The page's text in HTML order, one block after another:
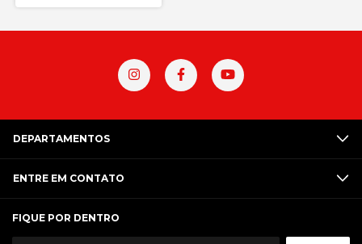
DEPARTAMENTOS
ENTRE EM CONTATO
FIQUE POR DENTRO